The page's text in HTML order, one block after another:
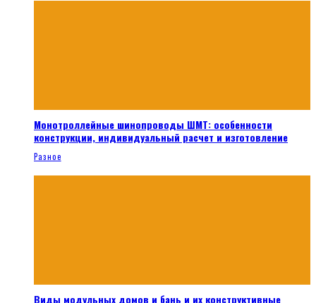
Монотроллейные шинопроводы ШМТ: особенности
конструкции, индивидуальный расчет и изготовление
Разное
Виды модульных домов и бань и их конструктивные